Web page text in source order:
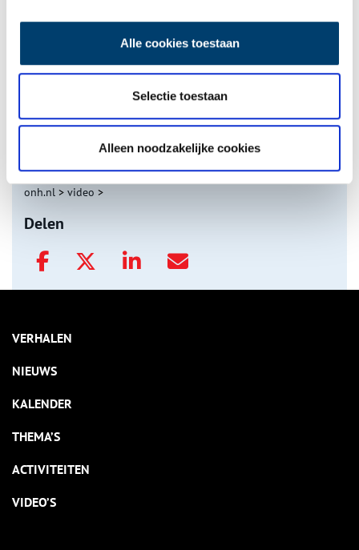
Alle cookies toestaan
Selectie toestaan
Alleen noodzakelijke cookies
Nederlandse autofabrieken van vroeger
onh.nl > video >
Delen
VERHALEN
NIEUWS
KALENDER
THEMA’S
ACTIVITEITEN
VIDEO’S